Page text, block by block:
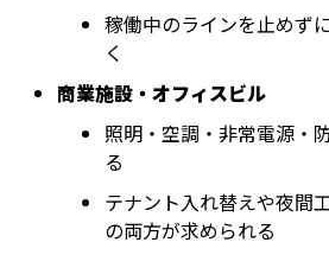
稼働中のラインを止めず
く
商業施設・オフィスビル
照明・空調・非常電源・
る
テナント入れ替えや夜間
の両方が求められる